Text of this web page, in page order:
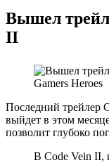
Вышел
II
Последний трейлер
выйдет в этом
позволит глубоко
В Code Vein II,